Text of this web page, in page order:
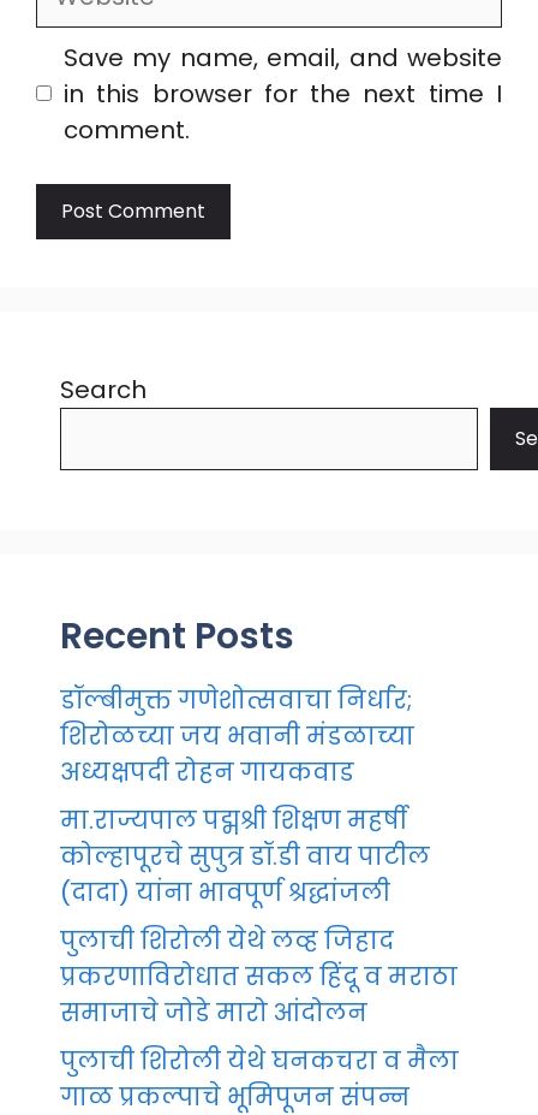
Save my name, email, and website
in this browser for the next time I
comment.
Search
Recent Posts
डॉल्बीमुक्त गणेशोत्सवाचा निर्धार;
शिरोळच्या जय भवानी मंडळाच्या
अध्यक्षपदी रोहन गायकवाड
मा.राज्यपाल पद्मश्री शिक्षण महर्षी
कोल्हापूरचे सुपुत्र डॉ.डी वाय पाटील
(दादा) यांना भावपूर्ण श्रद्धांजली
पुलाची शिरोली येथे लव्ह जिहाद
प्रकरणाविरोधात सकल हिंदू व मराठा
समाजाचे जोडे मारो आंदोलन
पुलाची शिरोली येथे घनकचरा व मैला
गाळ प्रकल्पाचे भूमिपूजन संपन्न